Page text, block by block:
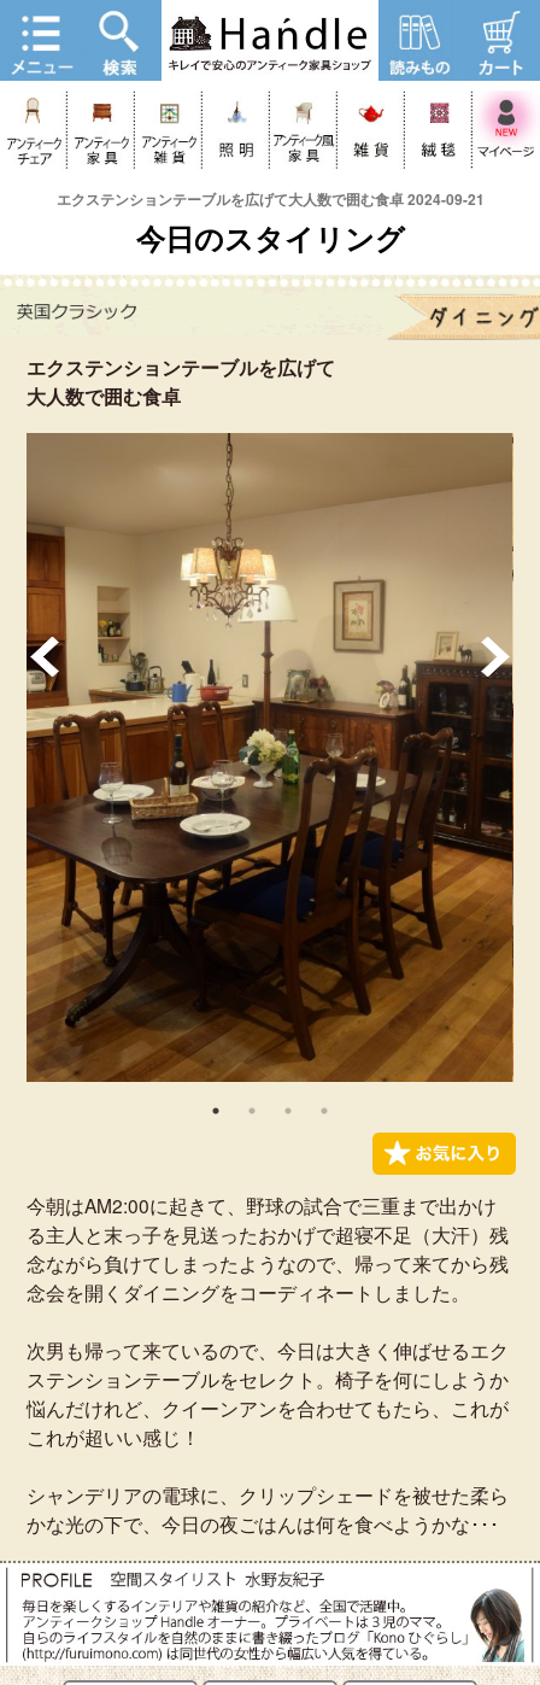
エクステンションテーブルを広げて大人数で囲む食卓 2024-09-21
今日のスタイリング
エクステンションテーブルを広げて
大人数で囲む食卓
今朝はAM2:00に起きて、野球の試合で三重まで出かけ
る主人と末っ子を見送ったおかげで超寝不足（大汗）残
念ながら負けてしまったようなので、帰って来てから残
念会を開くダイニングをコーディネートしました。
次男も帰って来ているので、今日は大きく伸ばせるエク
ステンションテーブルをセレクト。椅子を何にしようか
悩んだけれど、クイーンアンを合わせてもたら、これが
これが超いい感じ！
シャンデリアの電球に、クリップシェードを被せた柔ら
かな光の下で、今日の夜ごはんは何を食べようかな･･･